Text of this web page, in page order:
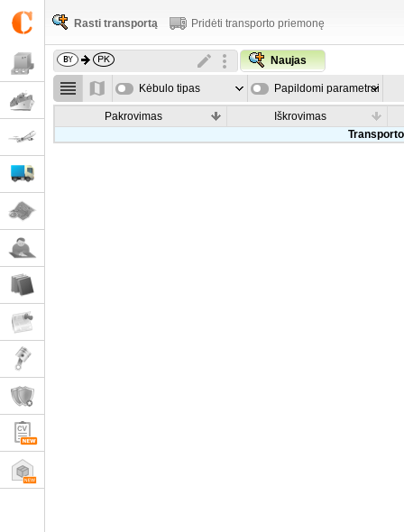
Rasti transportą Pridėti transporto priemonę
Naujas
Kėbulo tipas Papildomi parametrai
Pakrovimas
Iškrovimas